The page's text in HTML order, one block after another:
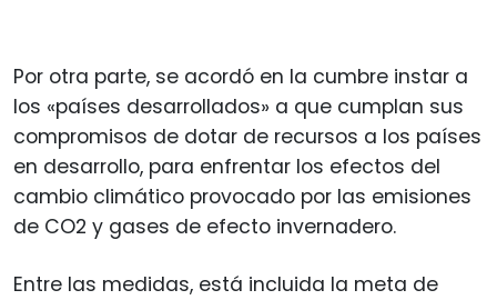
Por otra parte, se acordó en la cumbre instar a
los «países desarrollados» a que cumplan sus
compromisos de dotar de recursos a los países
en desarrollo, para enfrentar los efectos del
cambio climático provocado por las emisiones
de CO2 y gases de efecto invernadero.
Entre las medidas, está incluida la meta de